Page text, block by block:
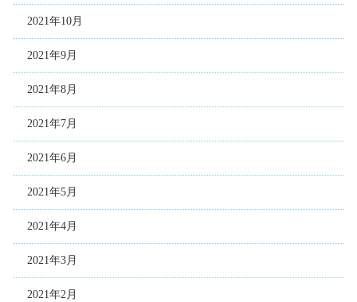
2021年10月
2021年9月
2021年8月
2021年7月
2021年6月
2021年5月
2021年4月
2021年3月
2021年2月